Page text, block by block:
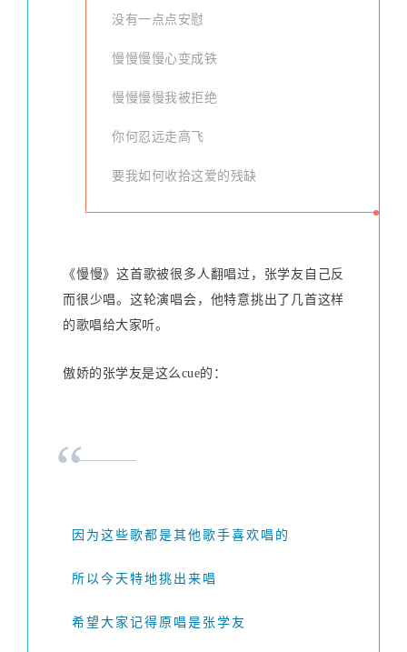
没有一点点安慰
慢慢慢慢心变成铁
慢慢慢慢我被拒绝
你何忍远走高飞
要我如何收拾这爱的残缺
《慢慢》这首歌被很多人翻唱过，张学友自己反
而很少唱。这轮演唱会，他特意挑出了几首这样
的歌唱给大家听。
傲娇的张学友是这么cue的：
“
因为这些歌都是其他歌手喜欢唱的
所以今天特地挑出来唱
希望大家记得原唱是张学友